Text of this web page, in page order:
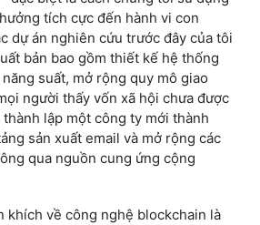
tích cực đến hành vi con
dự án nghiên cứu trước đây của tôi
bản bao gồm thiết kế hệ thống
suất, mở rộng quy mô giao
người thấy vốn xã hội chưa được
lập một công ty mới thành
sản xuất email và mở rộng các
qua nguồn cung ứng cộng
khích về công nghệ blockchain là